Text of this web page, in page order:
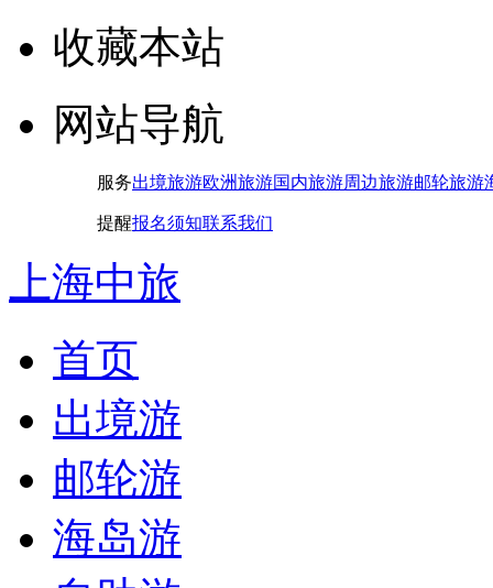
收藏本站
网站导航
服务出境旅游欧洲旅游国内旅游周边旅游邮轮旅游
提醒报名须知联系我们
上海中旅
首页
出境游
邮轮游
海岛游